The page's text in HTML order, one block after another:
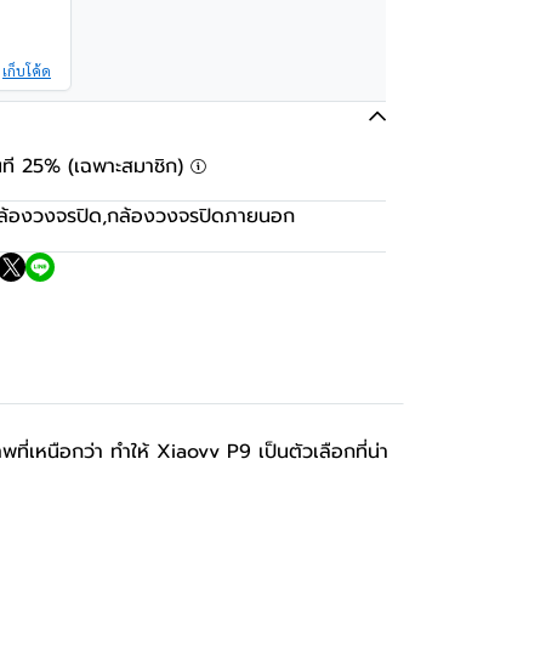
เก็บโค้ด
25% (เฉพาะสมาชิก)
องวงจรปิด,กล้องวงจรปิดภายนอก
หนือกว่า ทำให้ Xiaovv P9 เป็นตัวเลือกที่น่า